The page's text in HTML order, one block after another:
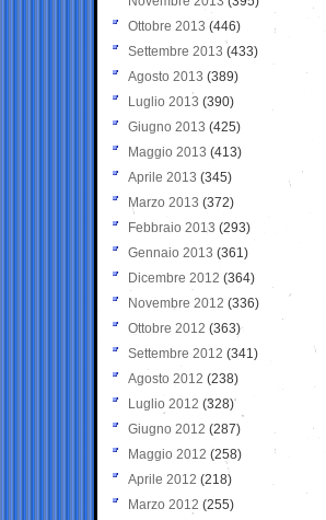
Ottobre 2013 (446)
Settembre 2013 (433)
Agosto 2013 (389)
Luglio 2013 (390)
Giugno 2013 (425)
Maggio 2013 (413)
Aprile 2013 (345)
Marzo 2013 (372)
Febbraio 2013 (293)
Gennaio 2013 (361)
Dicembre 2012 (364)
Novembre 2012 (336)
Ottobre 2012 (363)
Settembre 2012 (341)
Agosto 2012 (238)
Luglio 2012 (328)
Giugno 2012 (287)
Maggio 2012 (258)
Aprile 2012 (218)
Marzo 2012 (255)